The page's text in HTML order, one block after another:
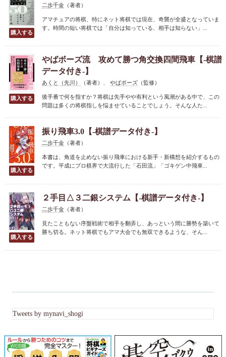
二歩千金 （著者）
アマチュアの将棋、特にネット将棋では現在、奇襲が全盛となっていま
す。時間の短い将棋では「自分は知っている、相手は知らない」...
やばボーズ流 攻めて勝つ角交換四間飛車【-棋譜
データ付き-】
あくと（先川） （著者）、 やばボーズ （監修）
後手番で何を指すか？将棋は先手やや有利という風潮がある中で、この
問題は多くの将棋指しを悩ませていることでしょう。そんな人た...
振り飛車3.0【-棋譜データ付き-】
二歩千金 （著者）
本書は、角道を止めない振り飛車における新手・新構想を紹介するもの
です。平成にプロ棋界で大流行した「石田流」「ゴキゲン中飛車...
２手目△３二銀システム【-棋譜データ付き-】
二歩千金 （著者）
見たこともない序盤戦術で相手を翻弄し、あっという間に勝勢を築いて
勝ち切る。ネット将棋でもアマ大会でも無双できるような、そん...
Tweets by mynavi_shogi